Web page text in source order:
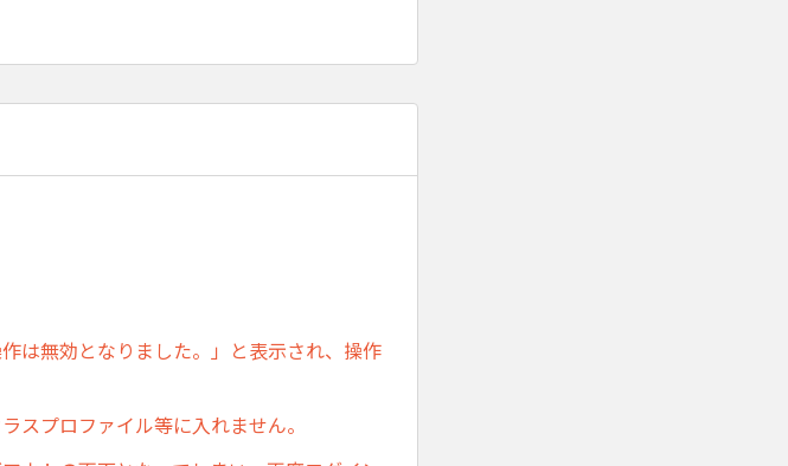
は無効となりました。」と表示され、操作
スプロファイル等に入れません。